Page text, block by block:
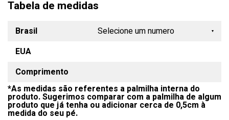
Tabela de medidas
Brasil
EUA
Comprimento
*As medidas são referentes a palmilha interna do
produto. Sugerimos comparar com a palmilha de algum
produto que já tenha ou adicionar cerca de 0,5cm à
medida do seu pé.
Selecione um numero
20